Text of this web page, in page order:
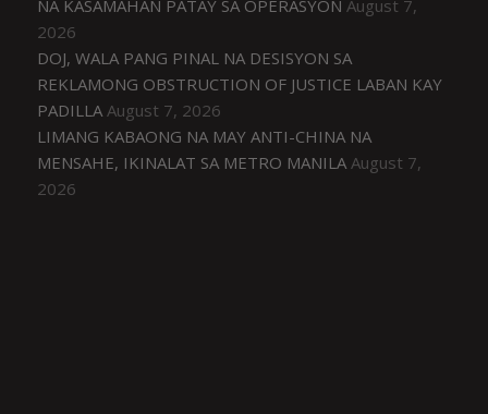
NA KASAMAHAN PATAY SA OPERASYON August 7,
2026
DOJ, WALA PANG PINAL NA DESISYON SA
REKLAMONG OBSTRUCTION OF JUSTICE LABAN KAY
PADILLA August 7, 2026
LIMANG KABAONG NA MAY ANTI-CHINA NA
MENSAHE, IKINALAT SA METRO MANILA August 7,
2026